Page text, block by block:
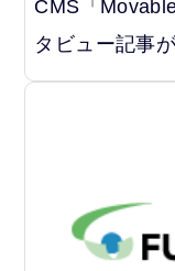
CMS「
タビュー記事